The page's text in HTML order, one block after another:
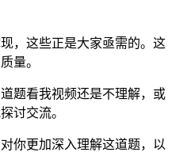
，这些正是大家亟需的。这
量。
题看我视频还是不理解，或
讨交流。
你更加深入理解这道题，以